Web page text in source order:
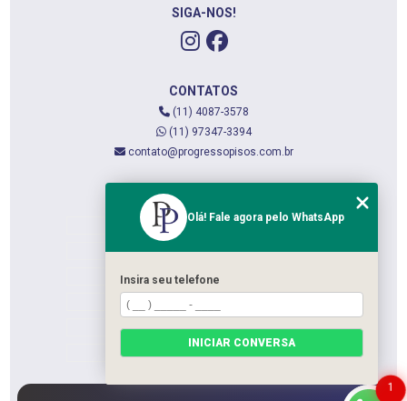
SIGA-NOS!
CONTATOS
(11) 4087-3578
(11) 97347-3394
contato@progressopisos.com.br
QUEM SOMOS
SERVIÇOS
CATEGORIAS
1
Olá! Fale agora pelo WhatsApp
Insira seu telefone
INICIAR CONVERSA